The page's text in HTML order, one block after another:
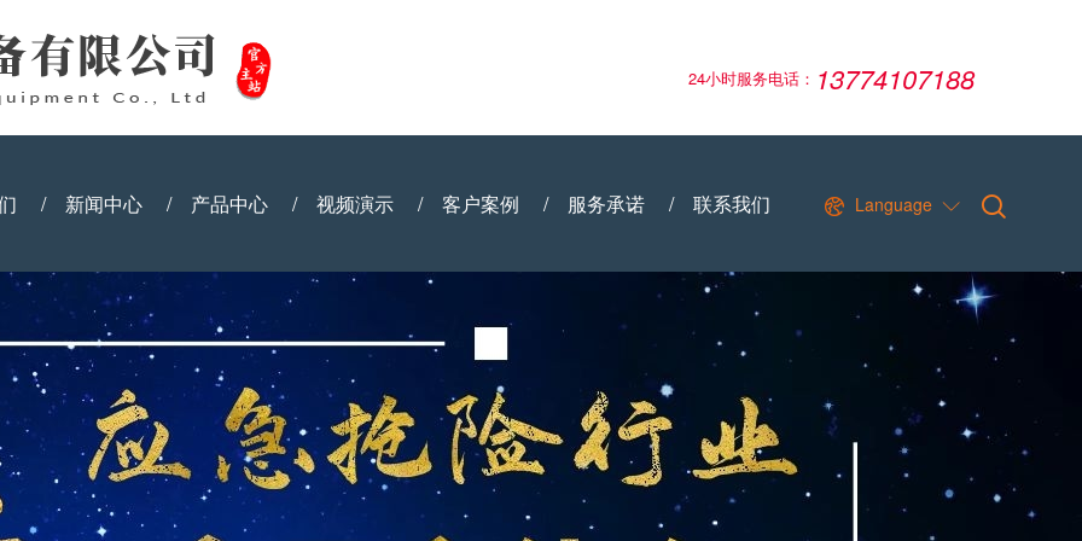
24小时服务电话： 13774107188
/ 新闻中心 / 产品中心 / 视频演示 / 客户案例 / 服务承诺 / 联系我们 Language  